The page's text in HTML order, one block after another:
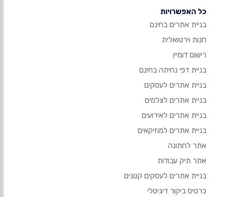
כל האפשרויות
בניית אתרים בחינם
חנות וירטואלית
רישום דומיין
בניית דפי נחיתה בחינם
בניית אתרים לעסקים
בניית אתרים לצלמים
בניית אתרים לאירועים
בניית אתרים למוזיקאים
אתר לחתונה
אתר תיק עבודות
בניית אתרים לעסקים קטנים
כרטיס ביקור דיגיטלי